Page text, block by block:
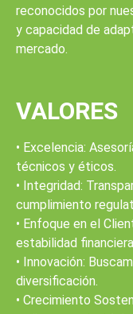
reconocidos por
y capacidad de
mercado.
VALORES
• Excelencia:
técnicos y éticos.
• Integridad:
cumplimiento
• Enfoque en el
estabilidad
• Innovación:
diversificación.
• Crecimiento